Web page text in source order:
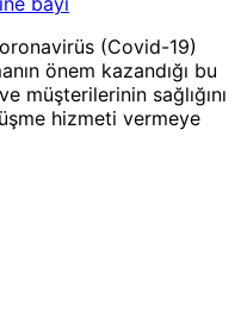
(Covid-19)
önem kazandığı bu
müşterilerinin sağlığını
hizmeti vermeye